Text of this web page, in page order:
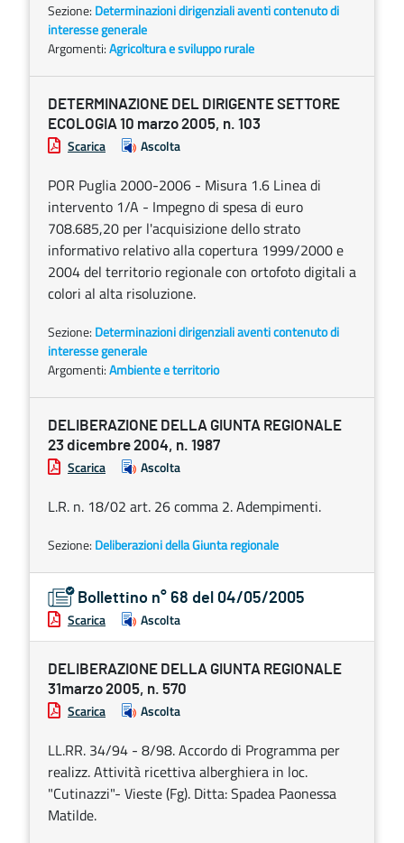
Sezione: Determinazioni dirigenziali aventi contenuto di
interesse generale
Argomenti:Agricoltura e sviluppo rurale
DETERMINAZIONE DEL DIRIGENTE SETTORE
ECOLOGIA 10 marzo 2005, n. 103
Scarica Ascolta
POR Puglia 2000-2006 - Misura 1.6 Linea di
intervento 1/A - Impegno di spesa di euro
708.685,20 per l'acquisizione dello strato
informativo relativo alla copertura 1999/2000 e
2004 del territorio regionale con ortofoto digitali a
colori al alta risoluzione.
Sezione: Determinazioni dirigenziali aventi contenuto di
interesse generale
Argomenti:Ambiente e territorio
DELIBERAZIONE DELLA GIUNTA REGIONALE
23 dicembre 2004, n. 1987
Scarica Ascolta
L.R. n. 18/02 art. 26 comma 2. Adempimenti.
Sezione: Deliberazioni della Giunta regionale
Bollettino n° 68 del 04/05/2005
Scarica Ascolta
DELIBERAZIONE DELLA GIUNTA REGIONALE
31marzo 2005, n. 570
Scarica Ascolta
LL.RR. 34/94 - 8/98. Accordo di Programma per
realizz. Attività ricettiva alberghiera in loc.
"Cutinazzi"- Vieste (Fg). Ditta: Spadea Paonessa
Matilde.